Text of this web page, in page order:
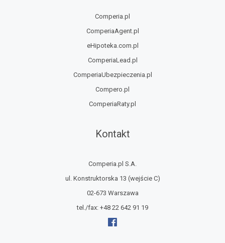
Comperia.pl
ComperiaAgent.pl
eHipoteka.com.pl
ComperiaLead.pl
ComperiaUbezpieczenia.pl
Compero.pl
ComperiaRaty.pl
Kontakt
Comperia.pl S.A.
ul. Konstruktorska 13 (wejście C)
02-673 Warszawa
tel./fax: +48 22 642 91 19